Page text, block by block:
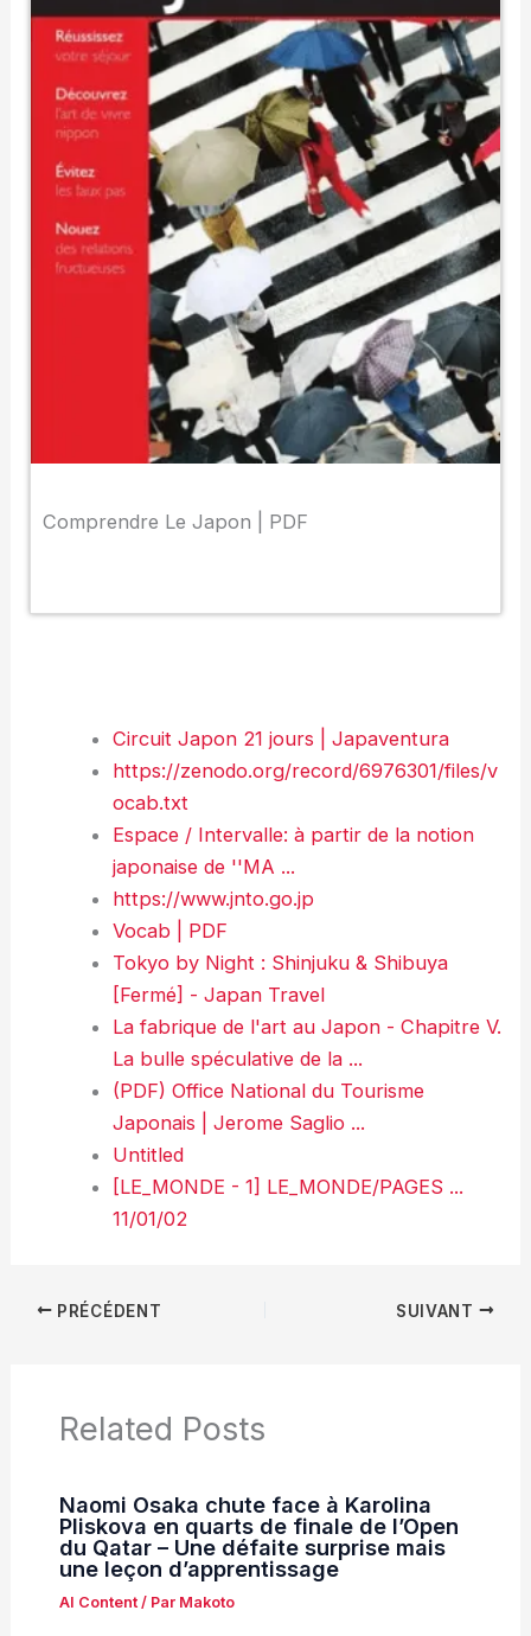
Comprendre Le Japon | PDF
Circuit Japon 21 jours | Japaventura
https://zenodo.org/record/6976301/files/v
ocab.txt
Espace / Intervalle: à partir de la notion
japonaise de ''MA ...
https://www.jnto.go.jp
Vocab | PDF
Tokyo by Night : Shinjuku & Shibuya
[Fermé] - Japan Travel
La fabrique de l'art au Japon - Chapitre V.
La bulle spéculative de la ...
(PDF) Office National du Tourisme
Japonais | Jerome Saglio ...
Untitled
[LE_MONDE - 1] LE_MONDE/PAGES ...
11/01/02
PRÉCÉDENT SUIVANT
Related Posts
Naomi Osaka chute face à Karolina
Pliskova en quarts de finale de l’Open
du Qatar – Une défaite surprise mais
une leçon d’apprentissage
AI Content/ Par Makoto